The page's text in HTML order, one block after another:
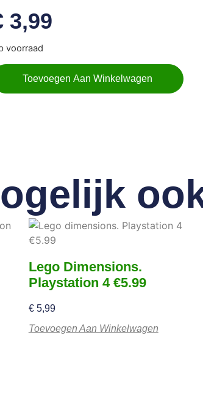
3,99
voorraad
Toevoegen Aan Winkelwagen
Lego Dimensions.
Playstation 4 €5.99
€5,99
Toevoegen Aan Winkelwagen